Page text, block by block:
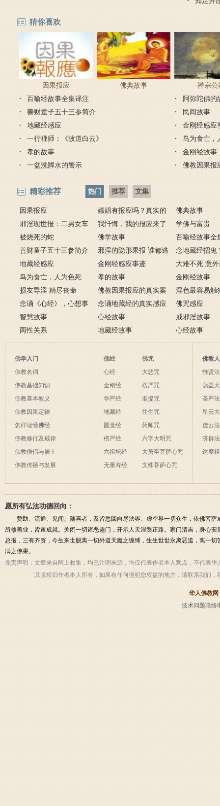
猜你喜欢
因果报应 佛典故事
禅宗公
百喻经故事全集译注
阿弥陀佛的
善财童子五十三参简介
民间故事
地藏经感应
金刚经感应
一行禅师：《故道白云》
鸟为食亡，
孝的故事
金刚经故事
一盆洗脚水的警示
佛教因果报
精彩推荐 热门 推荐 文集
因果报应
嫖娼有报应吗？真实的
嫖娼报应
佛典故事
邪淫现世报：二男女车
上纵欲酿车祸被烧死
我忏悔，我的报应来了
－淫人妻者，妻淫人
学佛与富贵
被烧死的蛇
佛学故事
百喻经故事全
善财童子五十三参简介
邪淫的隐形果报 谁都逃
不掉
念地藏经招鬼
地藏经的请进
地藏经感应 金刚经感应事迹
大难不死 意
致富的特异功
鸟为食亡，人为色死 孝的故事
金刚经故事
损友导淫 精尽丧命
佛教因果报应的真实案
例
淫色最容易触
淫欲心难清静
念诵《心经》，心想事
成
念诵地藏经的真实感应
六则
佛咒感应
智慧故事
心经故事
戒邪淫故事
两性关系
地藏经故事 心经故事
佛学入门
佛教名词
佛教基础知识
佛教基本教义
佛教因果定律
怎样读懂佛经
佛教修行及戒律
佛教僧侣与居士
佛教传播与发展
佛经
心经
金刚经
华严经
地藏经
圆觉经
楞严经
六祖坛经
无量寿经
佛咒
大悲咒
楞严咒
准提咒
往生咒
药师咒
六字大明咒
大势至菩萨心咒
文殊菩萨心咒
佛教
惟贤
蕅益
圣严
星云
虚云
济群
达摩
愿所有弘法功德回向：
赞助、流通、见闻、随喜者，及皆悉回向尽法界、虚空界一切众生，依佛菩
所修善业，皆速成就。关闭一切诸恶趣门，开示人天涅槃正路。家门清吉，身心
总报，三有齐资，今生来世脱离一切外道天魔之缠缚，生生世世永离恶道，离一
满之佛果。
免责声明： 文章来自网上收集，均已注明来源，均仅代表作者本人观点，不代表
其版权归作者本人所有，如果有任何侵犯您权益的地方，请联系我们，
华人佛教网
技术问题联络